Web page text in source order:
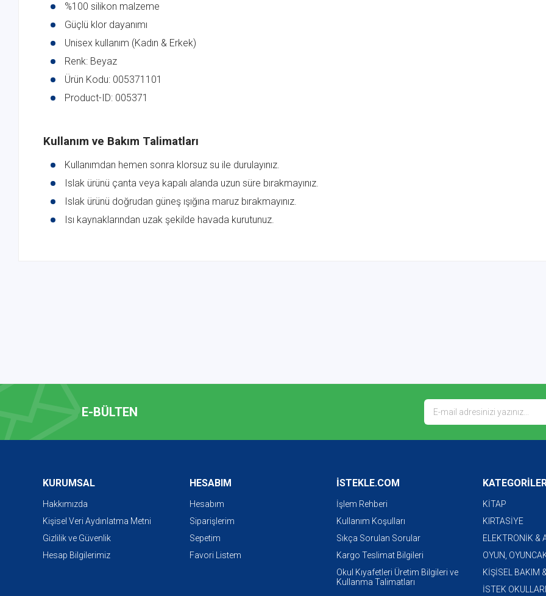
%100 silikon malzeme
Güçlü klor dayanımı
Unisex kullanım (Kadın & Erkek)
Renk: Beyaz
Ürün Kodu: 005371101
Product-ID: 005371
Kullanım ve Bakım Talimatları
Kullanımdan hemen sonra klorsuz su ile durulayınız.
Islak ürünü çanta veya kapalı alanda uzun süre bırakmayınız.
Islak ürünü doğrudan güneş ışığına maruz bırakmayınız.
Isı kaynaklarından uzak şekilde havada kurutunuz.
E-BÜLTEN
KURUMSAL
Hakkımızda
Kişisel Veri Aydınlatma Metni
Gizlilik ve Güvenlik
Hesap Bilgilerimiz
HESABIM
Hesabım
Siparişlerim
Sepetim
Favori Listem
İSTEKLE.COM
İşlem Rehberi
Kullanım Koşulları
Sıkça Sorulan Sorular
Kargo Teslimat Bilgileri
Okul Kıyafetleri Üretim Bilgileri ve
Kullanma Talimatları
KİTAP
KIRTASİYE
ELEKTRONİK &
OYUN,
KİŞİSEL BAKIM
İSTEK